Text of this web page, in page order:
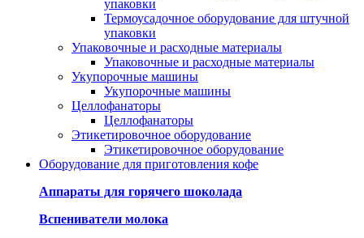
упаковки
Термоусадочное оборудование для штучной
упаковки
Упаковочные и расходные материалы
Упаковочные и расходные материалы
Укупорочные машины
Укупорочные машины
Целлофанаторы
Целлофанаторы
Этикетировочное оборудование
Этикетировочное оборудование
Оборудование для приготовления кофе
Аппараты для горячего шоколада
Вспениватели молока